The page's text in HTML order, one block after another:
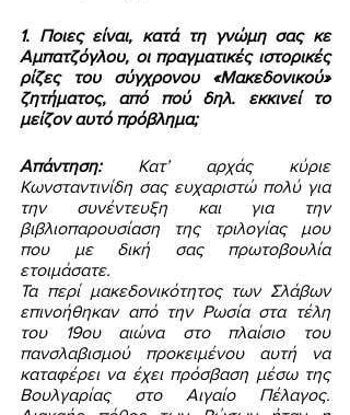
1. Ποιες είναι, κατά τη γνώμη σας κε
Αμπατζόγλου, οι πραγματικές ιστορικές
ρίζες του σύγχρονου «Μακεδονικού»
ζητήματος, από πού δηλ. εκκινεί το
μείζον αυτό πρόβλημα;
Απάντηση: Κατ’ αρχάς κύριε
Κωνσταντινίδη σας ευχαριστώ πολύ για
την συνέντευξη και για την
βιβλιοπαρουσίαση της τριλογίας μου
που με δική σας πρωτοβουλία
ετοιμάσατε.
Τα περί μακεδονικότητος των Σλάβων
επινοήθηκαν από την Ρωσία στα τέλη
του 19ου αιώνα στο πλαίσιο του
πανσλαβισμού προκειμένου αυτή να
καταφέρει να έχει πρόσβαση μέσω της
Βουλγαρίας στο Αιγαίο Πέλαγος.